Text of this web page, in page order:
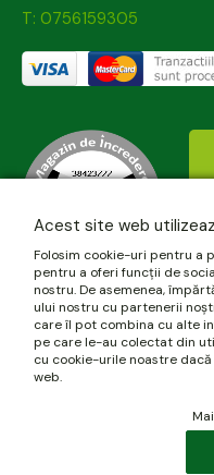
T: 0756159305
Acest site web
Folosim cookie-uri pentru a
pentru a oferi funcții de
nostru. De asemenea,
ului nostru cu partenerii
care îl pot combina cu alte
pe care le-au colectat din
cu cookie-urile noastre
web.
© 2026